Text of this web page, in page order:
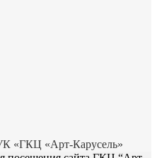
«ГКЦ «Арт-Карусель»